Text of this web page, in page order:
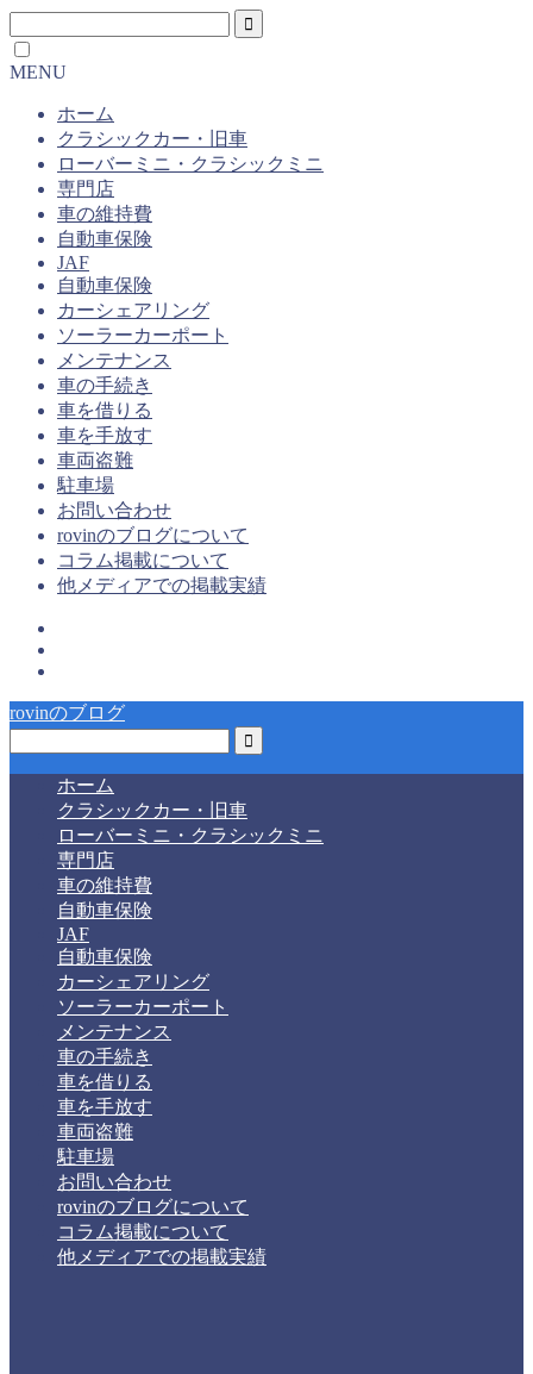
MENU
ホーム
クラシックカー・旧車
ローバーミニ・クラシックミニ
専門店
車の維持費
自動車保険
JAF
自動車保険
カーシェアリング
ソーラーカーポート
メンテナンス
車の手続き
車を借りる
車を手放す
車両盗難
駐車場
お問い合わせ
rovinのブログについて
コラム掲載について
他メディアでの掲載実績
rovinのブログ
ホーム
クラシックカー・旧車
ローバーミニ・クラシックミニ
専門店
車の維持費
自動車保険
JAF
自動車保険
カーシェアリング
ソーラーカーポート
メンテナンス
車の手続き
車を借りる
車を手放す
車両盗難
駐車場
お問い合わせ
rovinのブログについて
コラム掲載について
他メディアでの掲載実績